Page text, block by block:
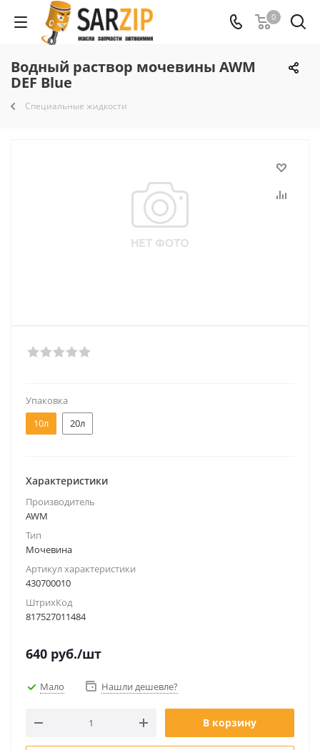
0
Водный раствор мочевины AWM
DEF Blue
Специальные жидкости
Упаковка
10л
20л
Характеристики
Производитель
AWM
Тип
Мочевина
Артикул характеристики
430700010
ШтрихКод
817527011484
640 руб./шт
Мало Нашли дешевле?
В корзину